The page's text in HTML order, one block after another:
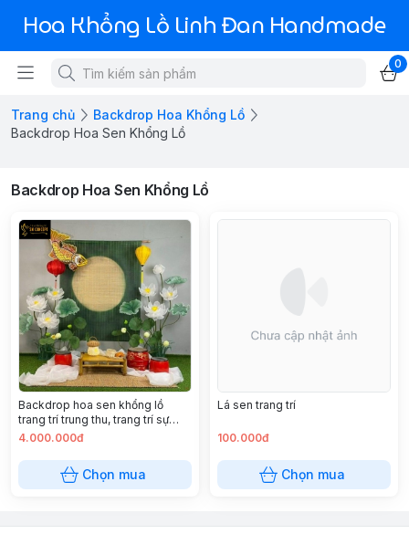
Hoa Khổng Lồ Linh Đan Handmade
0
Trang chủ
Backdrop Hoa Khổng Lồ
Backdrop Hoa Sen Khổng Lồ
Backdrop Hoa Sen Khổng Lồ
Backdrop hoa sen khổng lồ
trang trí trung thu, trang trí sự
kiện
4.000.000đ
Chọn mua
Lá sen trang trí
100.000đ
Chọn mua